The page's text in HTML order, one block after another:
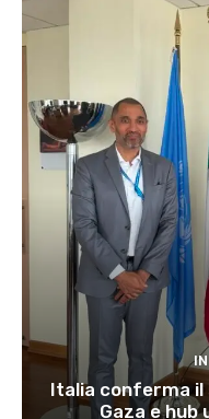
Italia conferma il
Gaza e hub